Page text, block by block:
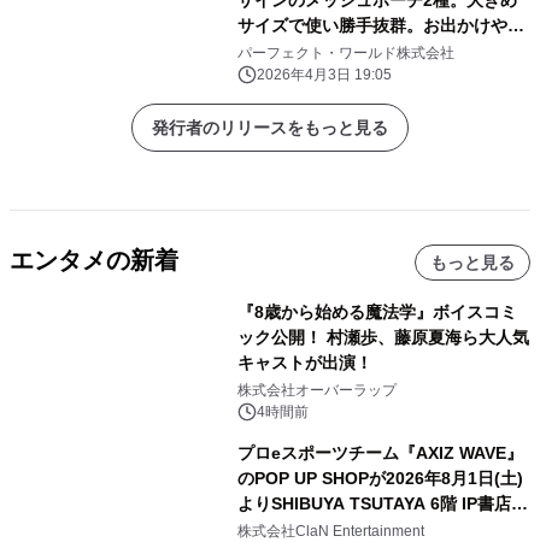
サイズで使い勝手抜群。お出かけや旅
行にぜひ！
パーフェクト・ワールド株式会社
2026年4月3日 19:05
発行者のリリースをもっと見る
エンタメの新着 もっと見る
『8歳から始める魔法学』ボイスコミ
ック公開！ 村瀬歩、藤原夏海ら大人気
キャストが出演！
株式会社オーバーラップ
4時間前
プロeスポーツチーム『AXIZ WAVE』
のPOP UP SHOPが2026年8月1日(土)
よりSHIBUYA TSUTAYA 6階 IP書店で
開催決定！！
株式会社ClaN Entertainment